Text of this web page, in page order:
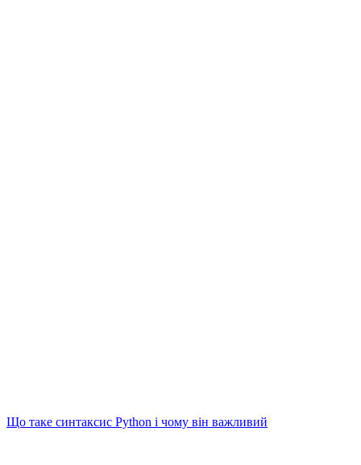
Що таке синтаксис Python і чому він важливий